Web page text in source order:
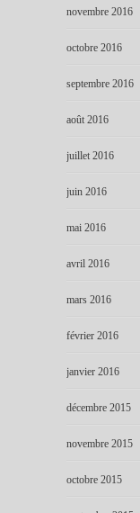
novembre 2016
octobre 2016
septembre 2016
août 2016
juillet 2016
juin 2016
mai 2016
avril 2016
mars 2016
février 2016
janvier 2016
décembre 2015
novembre 2015
octobre 2015